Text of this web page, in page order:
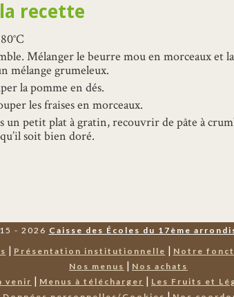
recette
Mélanger le beurre mou en morceaux et
mélange grumeleux.
la pomme en dés.
les fraises en morceaux.
un petit plat à gratin, recouvrir de pâte à
soit bien doré.
- 2026 Caisse des Écoles du 17ème
| Présentation institutionnelle | Notre
Nos menus | Nos achats
venir | Menus à télécharger | Les Fruits et